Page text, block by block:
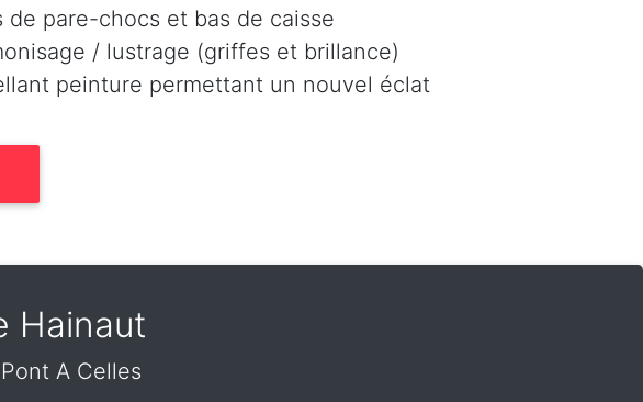
de pare-chocs et bas de caisse
/ lustrage (griffes et brillance)
peinture permettant un nouvel éclat
Hainaut
A Celles